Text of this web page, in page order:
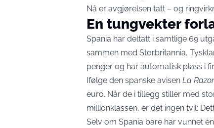
Nå er avgjørelsen tatt – og
En tungvekter
Spania har deltatt i samtlige 69
sammen med Storbritannia,
penger og har automatisk plass i
Ifølge den spanske avisen La
euro. Når de i tillegg stiller med
millionklassen, er det ingen tvil:
Selv om Spania bare har vunnet